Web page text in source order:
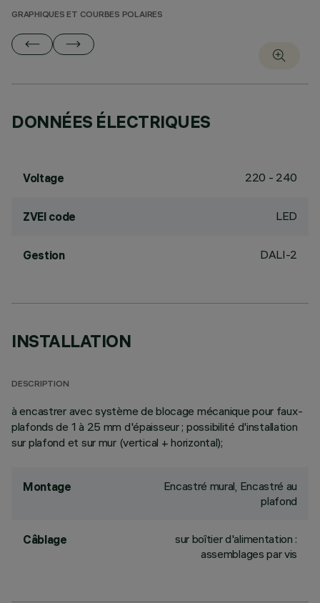
GRAPHIQUES ET COURBES POLAIRES
DONNÉES ÉLECTRIQUES
Voltage 220 - 240
ZVEI code LED
Gestion DALI-2
INSTALLATION
DESCRIPTION
à encastrer avec système de blocage mécanique pour faux-
plafonds de 1 à 25 mm d'épaisseur ; possibilité d'installation
sur plafond et sur mur (vertical + horizontal);
Montage
Encastré mural, Encastré au
plafond
Câblage
sur boîtier d'alimentation :
assemblages par vis